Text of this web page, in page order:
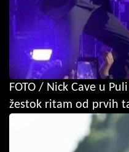
FOTO / Nick Cave u
žestok ritam od prvih